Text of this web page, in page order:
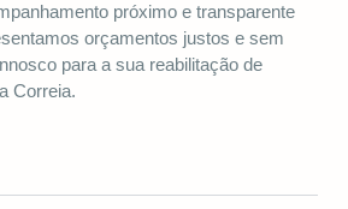
próximo e transparente
orçamentos justos e sem
para a sua reabilitação de
Correia.